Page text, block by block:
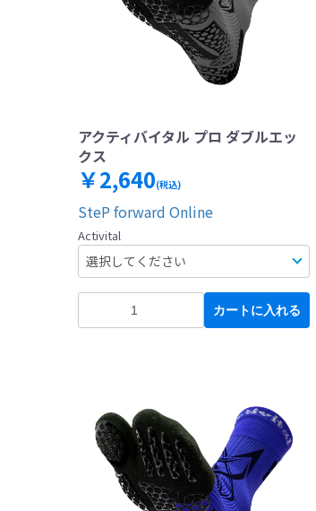
アクティバイタル プロ ダブルエッ
クス
￥2,640(税込)
SteP forward Online
Activital
カートに入れる